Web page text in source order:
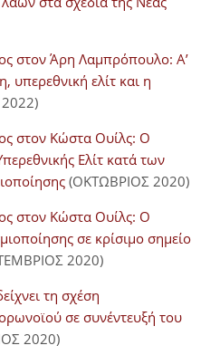
στον Άρη Λαμπρόπουλο: Α’
υπερεθνική ελίτ και η
στον Κώστα Ουίλς: Ο
Ελίτ κατά των
(ΟΚΤΩΒΡΙΟΣ 2020)
στον Κώστα Ουίλς: Ο
σε κρίσιμο σημείο
2020)
τη σχέση
σε συνέντευξή του
2020)